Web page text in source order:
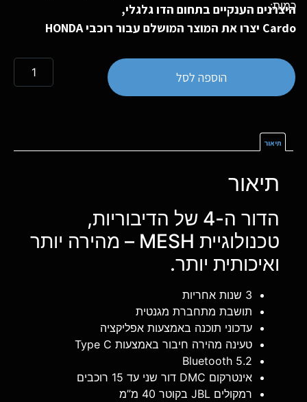
היצרנים הענקיים בתחום הדו גלגלי,
Cardo יצרו את המוצר המושלם עבור רוכבי HONDA
הוספה לסל
תיאור
תיאור
הדור ה-4 של הדיבוריות,
טכנולוגיית MESH – מהירה יותר
ואיכותית יותר.
3 שנות אחריות
תושבת מתחברת מגנטית
עדכוני תוכנה באמצעות אפליקציה
טעינה מהירה חיבור באמצעות Type C
Bluetooth 5.2
אינטרקום DMC דור שני עד 15 רוכבים
רמקולים JBL בקוטר 40 מ”מ